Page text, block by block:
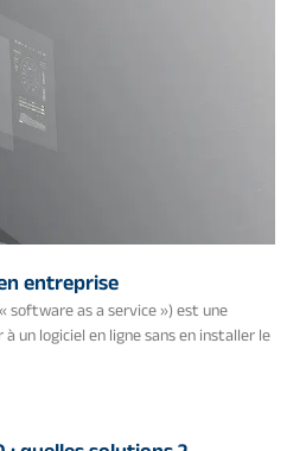
entreprise
software as a service ») est une
un logiciel en ligne sans en installer le